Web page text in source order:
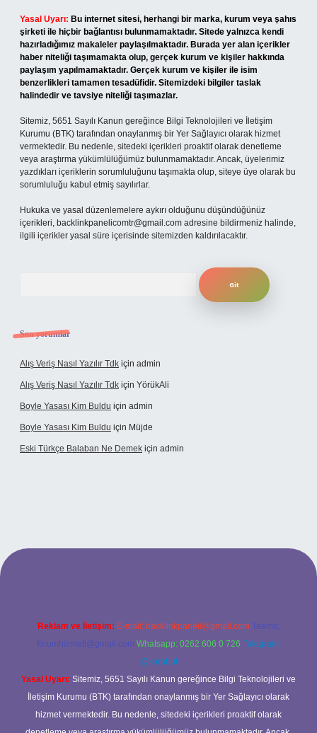
Yasal Uyarı: Bu internet sitesi, herhangi bir marka, kurum veya şahıs
şirketi ile hiçbir bağlantısı bulunmamaktadır. Sitede yalnızca kendi
hazırladığımız makaleler paylaşılmaktadır. Burada yer alan içerikler
haber niteliği taşımamakta olup, gerçek kurum ve kişiler hakkında
paylaşım yapılmamaktadır. Gerçek kurum ve kişiler ile isim
benzerlikleri tamamen tesadüfidir. Sitemizdeki bilgiler taslak
halindedir ve tavsiye niteliği taşımazlar.
Sitemiz, 5651 Sayılı Kanun gereğince Bilgi Teknolojileri ve İletişim
Kurumu (BTK) tarafından onaylanmış bir Yer Sağlayıcı olarak hizmet
vermektedir. Bu nedenle, sitedeki içerikleri proaktif olarak denetleme
veya araştırma yükümlülüğümüz bulunmamaktadır. Ancak, üyelerimiz
yazdıkları içeriklerin sorumluluğunu taşımakta olup, siteye üye olarak bu
sorumluluğu kabul etmiş sayılırlar.
Hukuka ve yasal düzenlemelere aykırı olduğunu düşündüğünüz
içerikleri, backlinkpanelicomtr@gmail.com adresine bildirmeniz halinde,
ilgili içerikler yasal süre içerisinde sitemizden kaldırılacaktır.
Son yorumlar
Alış Veriş Nasıl Yazılır Tdk için admin
Alış Veriş Nasıl Yazılır Tdk için YörükAli
Boyle Yasası Kim Buldu için admin
Boyle Yasası Kim Buldu için Müjde
Eski Türkçe Balaban Ne Demek için admin
betci casino
Reklam ve İletişim: E-mail: backlinkpaneli@gmail.com Teams:
forumhizmeti@gmail.com Whatsapp: 0262 606 0 726 Telegram:
@karabul
Yasal Uyarı: Sitemiz, 5651 Sayılı Kanun gereğince Bilgi Teknolojileri ve
İletişim Kurumu (BTK) tarafından onaylanmış bir Yer Sağlayıcı olarak
hizmet vermektedir. Bu nedenle, sitedeki içerikleri proaktif olarak